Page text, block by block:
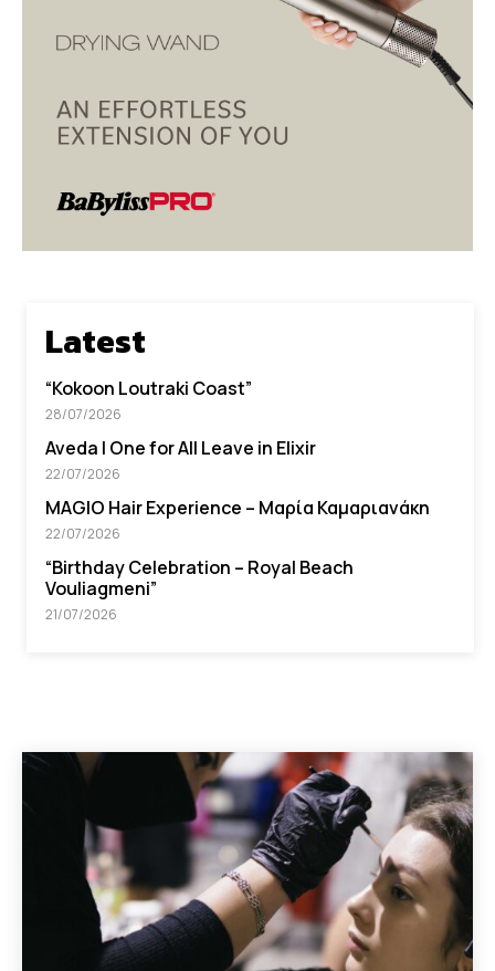
Latest
“Kokoon Loutraki Coast”
28/07/2026
Aveda I One for All Leave in Elixir
22/07/2026
MAGIO Hair Experience – Μαρία Καμαριανάκη
22/07/2026
“Βirthday Celebration – Royal Beach
Vouliagmeni”
21/07/2026